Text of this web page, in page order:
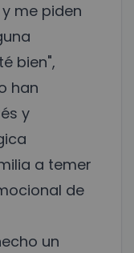
me piden
bien",
han
y
a temer
de
un